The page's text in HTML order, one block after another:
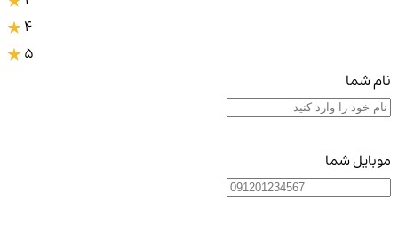
4
5
نام شما
موبایل شما